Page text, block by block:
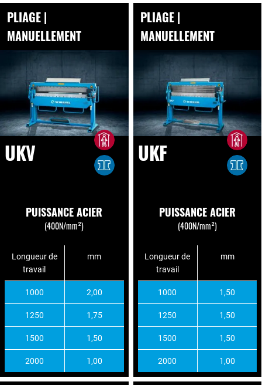
PLIAGE |
MANUELLEMENT
UKV
PUISSANCE ACIER
(400N/mm²)
Longueur de
travail
mm
1000 2,00
1250 1,75
1500 1,50
2000 1,00
PLIAGE |
MANUELLEMENT
UKF
PUISSANCE ACIER
(400N/mm²)
Longueur de
travail
mm
1000 1,50
1250 1,50
1500 1,50
2000 1,00